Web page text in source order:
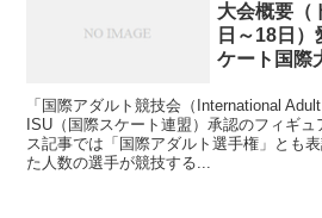
大会概要（
日～18日
ケート国際
「国際アダルト競技会（International
ISU（国際スケート連盟）承認のフィギ
ス記事では「国際アダルト選手権」とも
た人数の選手が競技する...